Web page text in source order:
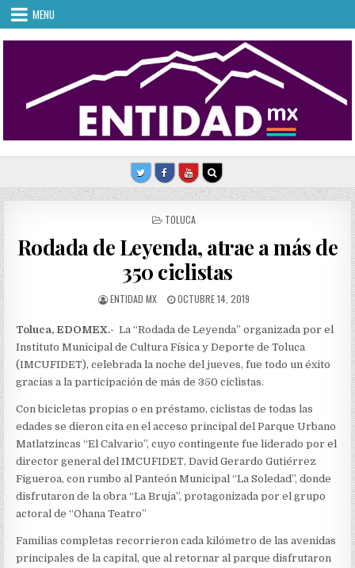
Skip
content
MENU
POSTED
TOLUCA
Rodada de Leyenda, atrae a más de
350 ciclistas
AUTHOR:
ENTIDAD MX
PUBLISHED
OCTUBRE 14, 2019
Toluca, EDOMEX.-La “Rodada de Leyenda” organizada por el
Instituto Municipal de Cultura Física y Deporte de Toluca
(IMCUFIDET), celebrada la noche del jueves, fue todo un éxito
gracias a la participación de más de 350 ciclistas.
Con bicicletas propias o en préstamo, ciclistas de todas las
edades se dieron cita en el acceso principal del Parque Urbano
Matlatzincas “El Calvario”, cuyo contingente fue liderado por el
director general del IMCUFIDET, David Gerardo Gutiérrez
Figueroa, con rumbo al Panteón Municipal “La Soledad”, donde
disfrutaron de la obra “La Bruja”, protagonizada por el grupo
actoral de “Ohana Teatro”
Familias completas recorrieron cada kilómetro de las avenidas
principales de la capital, que al retornar al parque disfrutaron